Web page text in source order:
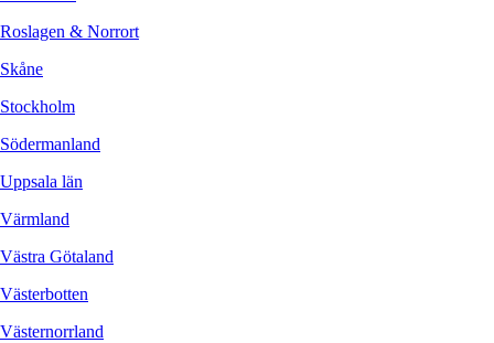
Roslagen & Norrort
Skåne
Stockholm
Södermanland
Uppsala län
Värmland
Västra Götaland
Västerbotten
Västernorrland